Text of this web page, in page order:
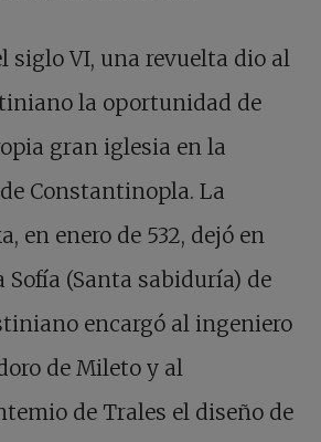
siglo VI, una revuelta dio al
la oportunidad de
gran iglesia en la
Constantinopla. La
en enero de 532, dejó en
(Santa sabiduría) de
encargó al ingeniero
de Mileto y al
de Trales el diseño de